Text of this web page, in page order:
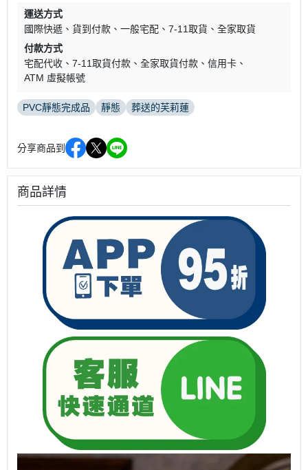
運送方式
國際快遞
貨到付款 一般宅配 7-11取貨
全家取貨
付款方式
宅配代收
7-11取貨付款 全家取貨付款
信用卡
ATM 虛擬帳號
PVC靜態完成品 靜態 葬送的芙莉蓮
分享商品到
商品詳情